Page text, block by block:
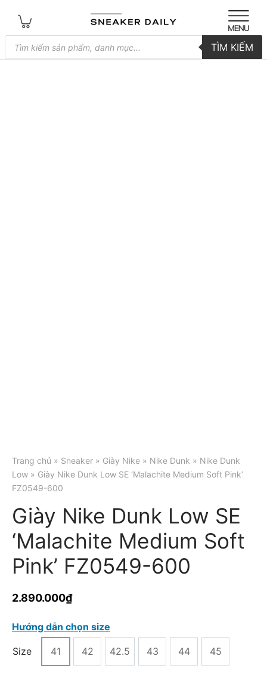
Tìm
kiếm
sản
TÌM KIẾM
Trang chủ » Sneaker » Giày Nike » Nike Dunk » Nike Dunk
Low » Giày Nike Dunk Low SE ‘Malachite Medium Soft Pink’
FZ0549-600
Giày Nike Dunk Low SE
‘Malachite Medium Soft
Pink’ FZ0549-600
2.890.000₫
Hướng dẫn chọn size
Size 41 42 42.5 43 44 45